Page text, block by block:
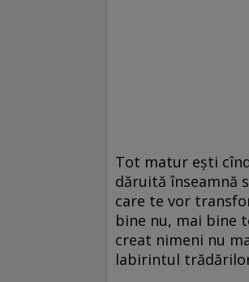
Tot matur ești
dăruită înseamnă
care te vor
bine nu, mai bine
creat nimeni nu
labirintul